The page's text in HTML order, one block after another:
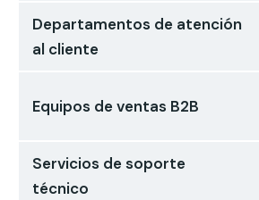
Departamentos de atención
al cliente
Equipos de ventas B2B
Servicios de soporte
técnico